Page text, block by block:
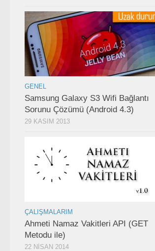
GENEL
Samsung Galaxy S3 Wifi Bağlantı
Sorunu Çözümü (Android 4.3)
29 KASIM 2013
ÇALIŞMALARIM
Ahmeti Namaz Vakitleri API (GET
Metodu ile)
22 NISAN 2014